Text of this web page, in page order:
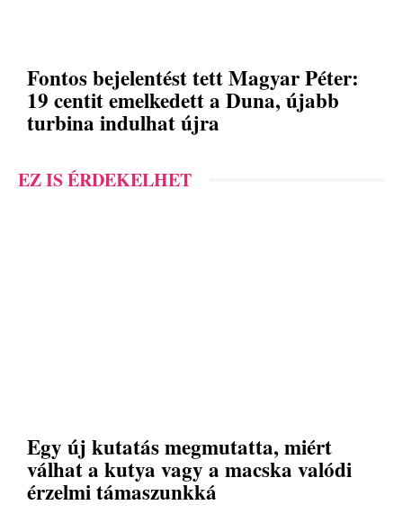
Fontos bejelentést tett Magyar Péter:
19 centit emelkedett a Duna, újabb
turbina indulhat újra
EZ IS ÉRDEKELHET
Egy új kutatás megmutatta, miért
válhat a kutya vagy a macska valódi
érzelmi támaszunkká